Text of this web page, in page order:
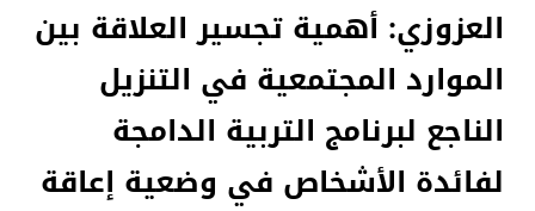
العزوزي: أهمية تجسير العلاقة بين
الموارد المجتمعية في التنزيل
الناجع لبرنامج التربية الدامجة
لفائدة الأشخاص في وضعية إعاقة